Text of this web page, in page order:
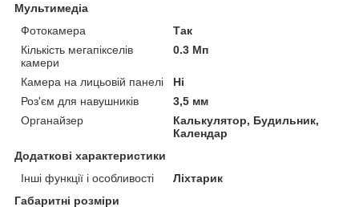
Мультимедіа
Фотокамера
Так
Кількість мегапікселів
камери
0.3 Мп
Камера на лицьовій панелі
Ні
Роз'єм для навушників
3,5 мм
Органайзер
Калькулятор, Будильник,
Календар
Додаткові характеристики
Інші функції і особливості
Ліхтарик
Габаритні розміри